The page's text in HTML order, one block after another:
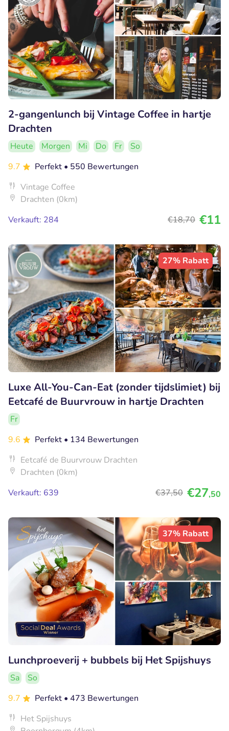
2-gangenlunch bij Vintage Coffee in hartje
Drachten
Heute Morgen Mi Do Fr
So
9.7
Perfekt • 550 Bewertungen
Vintage Coffee
Drachten (0km)
Verkauft: 284
€18,70 €11
27% Rabatt
Luxe All-You-Can-Eat (zonder tijdslimiet) bij
Eetcafé de Buurvrouw in hartje Drachten
Fr
9.6
Perfekt • 134 Bewertungen
Eetcafé de Buurvrouw Drachten
Drachten (0km)
Verkauft: 639
€37,50 €27,50
37% Rabatt
Lunchproeverij + bubbels bij Het Spijshuys
Sa
So
9.7
Perfekt • 473 Bewertungen
Het Spijshuys